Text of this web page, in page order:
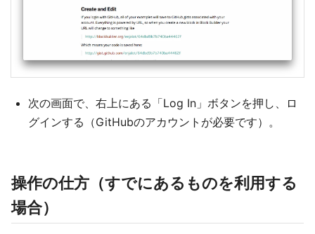
次の画面で、右上にある「Log In」ボタンを押し、ロ
グインする（GitHubのアカウントが必要です）。
操作の仕方（すでにあるものを利用する
場合）